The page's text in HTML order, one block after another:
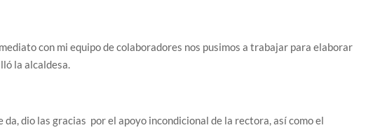
con mi equipo de colaboradores nos pusimos a trabajar para elaborar
la alcaldesa.
da, dio las gracias por el apoyo incondicional de la rectora, así como el